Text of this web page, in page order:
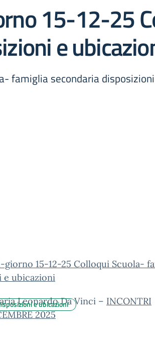
15-12-25
e
famiglia secondaria
giorno 15-12-25 Colloqui Scuola-
e ubicazioni
Leonardo Da Vinci – INCONTRI
2025
e ubicazioni